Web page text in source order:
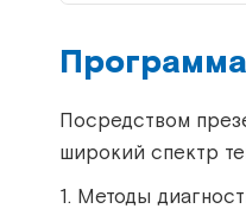
Посредством
широкий спектр
1. Методы